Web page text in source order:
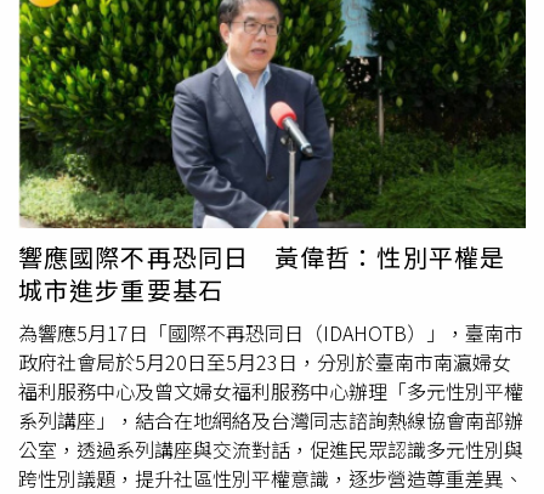
所有人馬斯克（Elon Musk）剛成為全球首位身價突破1兆
美元的超級富翁。示威者索吉（Pippa Saugy）表示：「在
我看來，這是1場富人的聚會，再一次展現富人如何變得更
加富有，而窮人卻被拋在後頭。」即將在6月15日至17日舉
行的G7峰會，將於日內瓦湖（Lake Geneva）畔、與瑞士日
內瓦邦隔湖相望的法國東部城市埃維昂萊班（Evian-les-
Bains）舉行，與會領袖包括法國、英國、加拿大、德國、
義大利、日本及美國的領導人，以及歐洲聯盟（EU）代
表。美以伊戰爭與俄烏戰爭預計將主導本次峰會的議程，而
各國領導人也將設法避免與美國總統川普（Donald
Trump）發生衝突，因為他正尋求與伊朗達成和平協議的最
終框架。在日內瓦，由於事前擔憂可能發生暴力事件，許多
商家已將門窗封板保護，數百名防暴警察也被部署到街頭戒
備。數百名防暴警察被部署到街頭戒備。（圖／達志／美聯
社）對此，民眾皮卡爾（Mattia Piccard）對警方大規模部
署表達不滿，「這是在試圖恐嚇示威者，恐嚇民眾，並阻止
他們走上街頭表達抗議。」另1名示威者柯林（Clélia
響應國際不再恐同日 黃偉哲：性別平權是
城市進步重要基石
為響應5月17日「國際不再恐同日（IDAHOTB）」，臺南市
政府社會局於5月20日至5月23日，分別於臺南市南瀛婦女
福利服務中心及曾文婦女福利服務中心辦理「多元性別平權
系列講座」，結合在地網絡及台灣同志諮詢熱線協會南部辦
公室，透過系列講座與交流對話，促進民眾認識多元性別與
跨性別議題，提升社區性別平權意識，逐步營造尊重差異、